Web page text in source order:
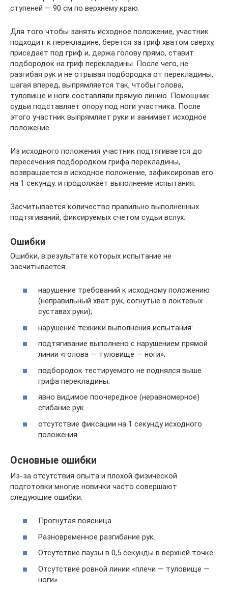
ступеней — 90 см по верхнему краю.
Для того чтобы занять исходное положение, участник
подходит к перекладине, берется за гриф хватом сверху,
приседает под гриф и, держа голову прямо, ставит
подбородок на гриф перекладины. После чего, не
разгибая рук и не отрывая подбородка от перекладины,
шагая вперед, выпрямляется так, чтобы голова,
туловище и ноги составляли прямую линию. Помощник
судьи подставляет опору под ноги участника. После
этого участник выпрямляет руки и занимает исходное
положение.
Из исходного положения участник подтягивается до
пересечения подбородком грифа перекладины,
возвращается в исходное положение, зафиксировав его
на 1 секунду. и продолжает выполнение испытания.
Засчитывается количество правильно выполненных
подтягиваний, фиксируемых счетом судьи вслух.
Ошибки
Ошибки, в результате которых испытание не
засчитывается:
нарушение требований к исходному положению
(неправильный хват рук, согнутые в локтевых
суставах руки);
нарушение техники выполнения испытания:
подтягивание выполнено с нарушением прямой
линии «голова — туловище — ноги»;
подбородок тестируемого не поднялся выше
грифа перекладины;
явно видимое поочередное (неравномерное)
сгибание рук.
отсутствие фиксации на 1 секунду исходного
положения.
Основные ошибки
Из-за отсутствия опыта и плохой физической
подготовки многие новички часто совершают
следующие ошибки:
Прогнутая поясница.
Разновременное разгибание рук.
Отсутствие паузы в 0,5 секунды в верхней точке.
Отсутствие ровной линии «плечи — туловище —
ноги».